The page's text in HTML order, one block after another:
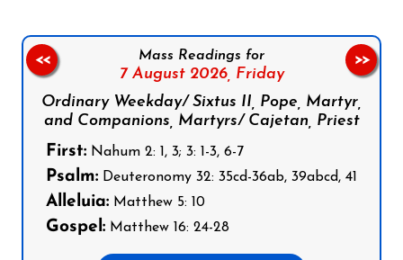
Mass Readings for
7 August 2026, Friday
Ordinary Weekday/ Sixtus II, Pope, Martyr,
and Companions, Martyrs/ Cajetan, Priest
First: Nahum 2: 1, 3; 3: 1-3, 6-7
Psalm: Deuteronomy 32: 35cd-36ab, 39abcd, 41
Alleluia: Matthew 5: 10
Gospel: Matthew 16: 24-28
<< >>